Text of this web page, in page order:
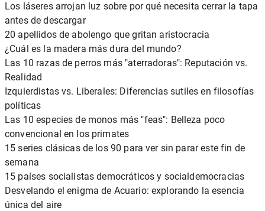
Los láseres arrojan luz sobre por qué necesita cerrar la tapa
antes de descargar
20 apellidos de abolengo que gritan aristocracia
¿Cuál es la madera más dura del mundo?
Las 10 razas de perros más "aterradoras": Reputación vs.
Realidad
Izquierdistas vs. Liberales: Diferencias sutiles en filosofías
políticas
Las 10 especies de monos más "feas": Belleza poco
convencional en los primates
15 series clásicas de los 90 para ver sin parar este fin de
semana
15 países socialistas democráticos y socialdemocracias
Desvelando el enigma de Acuario: explorando la esencia
única del aire